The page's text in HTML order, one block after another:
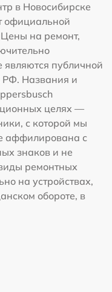
в Новосибирске
официальной
Цены на ремонт,
являются публичной
РФ. Названия и
целях —
с которой мы
аффилирована с
знаков и не
ремонтных
на устройствах,
обороте, в